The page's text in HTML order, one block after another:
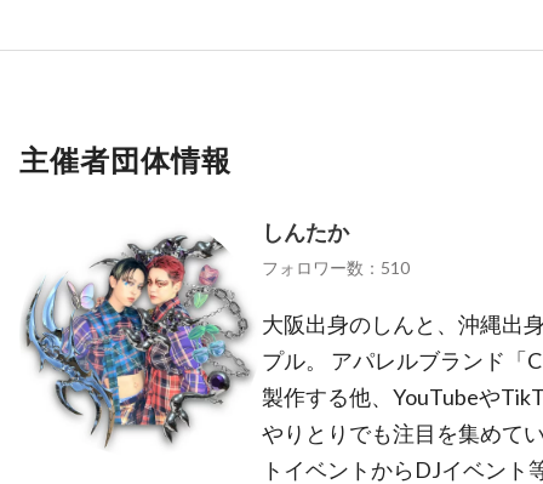
主催者団体情報
しんたか
フォロワー数：510
大阪出身のしんと、沖縄出
プル。 アパレルブランド「
製作する他、YouTubeや
やりとりでも注目を集めて
トイベントからDJイベント